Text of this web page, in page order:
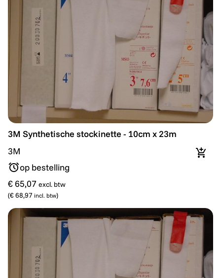
3M Synthetische stockinette - 10cm x 23m
3M Synthetische stockinette - 10cm x 23m
3M
op bestelling
€ 65,07 excl. btw
(€ 68,97 incl. btw)
In